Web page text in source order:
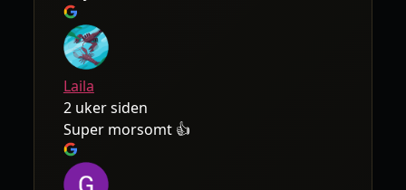
Laila
2 uker siden
Super morsomt 👍